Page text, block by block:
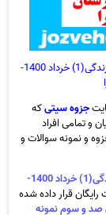
دانلود رایگان سری صد و سوم نمونه سوال امتحانی دین و زندگی(1) خرداد 1400-
جزوه سیتیکه
و تمامی افراد
و نمونه سوالات و
سری صد و سوم نمونه سوال امتحانی دین و زندگی(1) خرداد 1400-
قرار داده شده
و سوم نمونه